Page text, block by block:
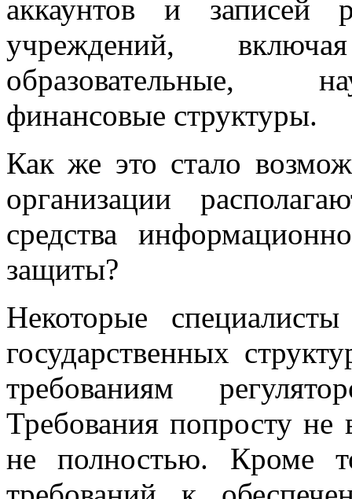
аккаунтов и записей
учреждений,
образовательные,
финансовые структуры.
Как же это стало
организации
средства
защиты?
Некоторые
государственных
требованиям
Требования попросту
не полностью. Кроме